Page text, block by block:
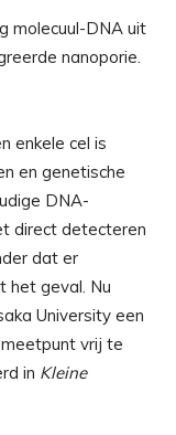
molecuul-DNA uit
nanoporie.
enkele cel is
en genetische
DNA-
direct detecteren
dat er
het geval. Nu
University een
vrij te
in Kleine